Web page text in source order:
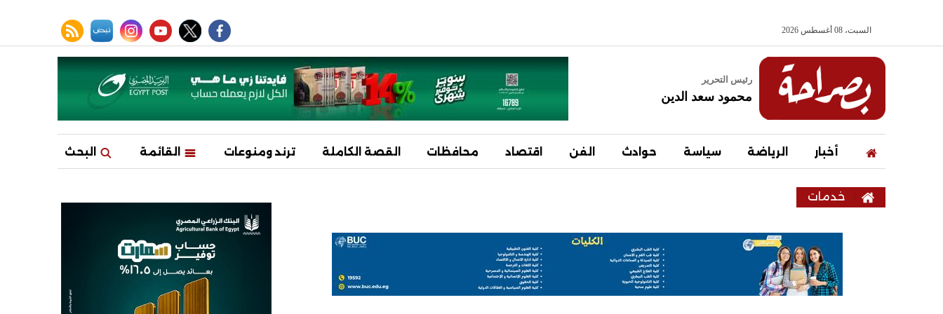
السبت، 08 أغسطس 2026
facebook
twitter
youtube
instagram
نبض rss feed
رئيس التحرير
محمود سعد الدين
أخبار الرياضة سياسة حوادث الفن اقتصاد محافظات القصة الكاملة ترند ومنوعات القائمة البحث
خدمات